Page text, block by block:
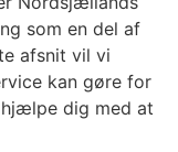
som en del af
afsnit vil vi
kan gøre for
dig med at